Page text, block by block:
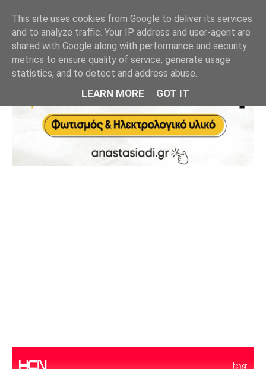
This site uses cookies from Google to deliver its services
and to analyze traffic. Your IP address and user-agent are
shared with Google along with performance and security
metrics to ensure quality of service, generate usage
statistics, and to detect and address abuse.
LEARN MORE GOT IT